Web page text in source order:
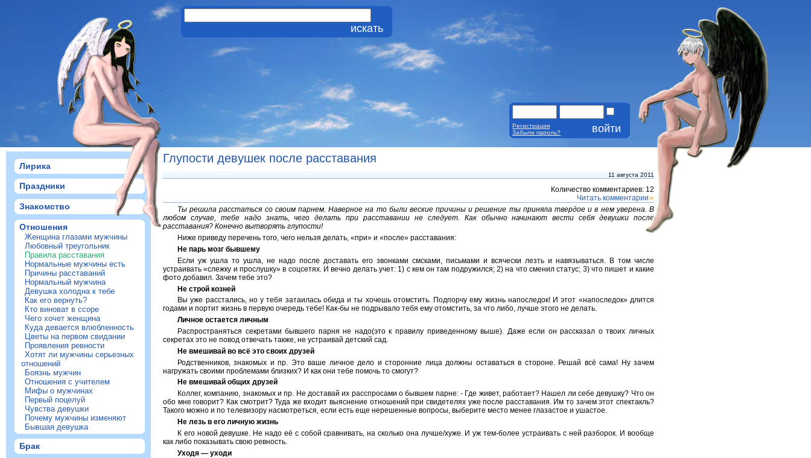
Глупости девушек после расставания
11 августа 2011
Количество комментариев: 12
Читать комментарии>>
Ты решила расстаться со своим парнем. Наверное на то были веские причины и решение ты приняла твердое и в нем уверена. В
любом случае, тебе надо знать, чего делать при расставании не следует. Как обычно начинают вести себя девушки после
расставания? Конечно вытворять глупости!
Ниже приведу перечень того, чего нельзя делать, «при» и «после» расставания:
Не парь мозг бывшему
Если уж ушла то ушла, не надо после доставать его звонками смсками, письмами и всячески лезть и навязываться. В том числе
устраивать «слежку и прослушку» в соцсетях. И вечно делать учет: 1) с кем он там подружился; 2) на что сменил статус; 3) что пишет и какие
фото добавил. Зачем тебе это?
Не строй козней
Вы уже расстались, но у тебя затаилась обида и ты хочешь отомстить. Подпорчу ему жизнь напоследок! И этот «напоследок» длится
годами и портит жизнь в первую очередь тебе! Как-бы не подрывало тебя ему отомстить, за что либо, лучше этого не делать.
Личное остается личным
Распространяться секретами бывшего парня не надо(это к правилу приведенному выше). Даже если он рассказал о твоих личных
секретах это не повод отвечать также, не устраивай детский сад.
Не вмешивай во всё это своих друзей
Родственников, знакомых и пр. Это ваше личное дело и сторонние лица должны оставаться в стороне. Решай всё сама! Ну зачем
нагружать своими проблемами близких? И как они тебе помочь то смогут?
Не вмешивай общих друзей
Коллег, компанию, знакомых и пр. Не доставай их расспросами о бывшем парне: - Где живет, работает? Нашел ли себе девушку? Что он
обо мне говорит? Как смотрит? Туда же входит выяснение отношений при свидетелях уже после расставания. Им то зачем этот спектакль?
Такого можно и по телевизору насмотреться, если есть еще нерешенные вопросы, выберите место менее глазастое и ушастое.
Не лезь в его личную жизнь
К его новой девушке. Не надо её с собой сравнивать, на сколько она лучше/хуже. И уж тем-более устраивать с ней разборок. И вообще
как либо показывать свою ревность.
Уходя — уходи
Лирика
Праздники
Знакомство
Отношения
Женщина глазами мужчины
Любовный треугольник
Правила расставания
Нормальные мужчины есть
Причины расставаний
Нормальный мужчина
Девушка холодна к тебе
Как его вернуть?
Кто виноват в ссоре
Чего хочет женщина
Куда девается влюбленность
Цветы на первом свидании
Проявления ревности
Хотят ли мужчины серьезных
отношений
Боязнь мужчин
Отношения с учителем
Мифы о мужчинах
Первый поцелуй
Чувства девушки
Почему мужчины изменяют
Бывшая девушка
Брак
Регистрация
Забыли пароль?